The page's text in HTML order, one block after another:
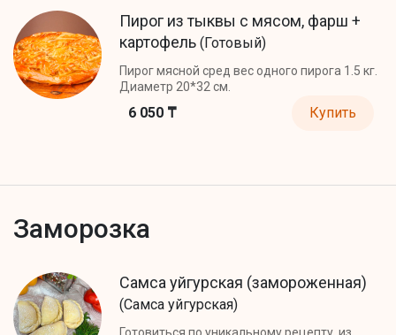
Пирог из тыквы с мясом, фарш +
картофель (Готовый)
Пирог мясной сред вес одного пирога 1.5 кг.
Диаметр 20*32 см.
6 050 ₸ Купить
Заморозка
Самса уйгурская (замороженная)
(Самса уйгурская)
Готовиться по уникальному рецепту, из